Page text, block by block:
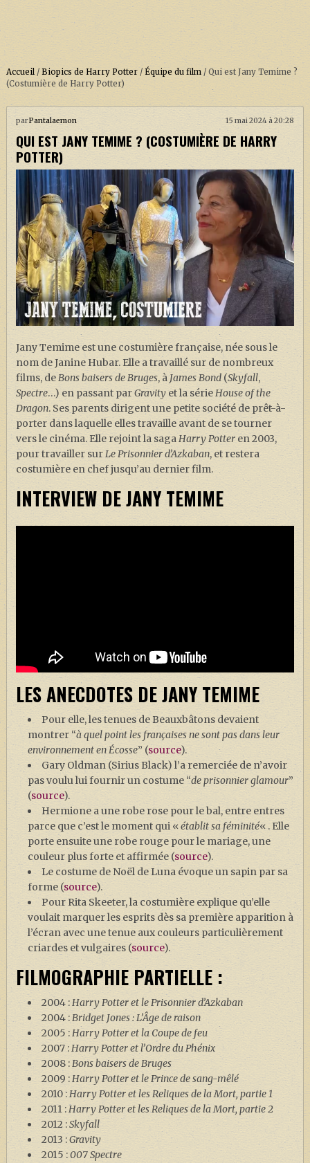
ACCUEIL
À PROPOS
SOUTENEZ-NOUS !
LA SÉRIE HARRY POTTER (REBOOT)
HARRY POTTER : LIVRES
BIOPICS DE HARRY POTTER
LES ANIMAUX FANTASTIQUES
J. K. ROWLING
ARTISANAT MOLDU
FANDOM
CULTURE
PODCASTS
LES GRANDS ARTICLES DE LA GAZETTE
DOSSIERS
JEUX
Accueil/ Biopics de Harry Potter/ Équipe du film/ Qui est Jany Temime ?
(Costumière de Harry Potter)
parPantalaemon 15 mai 2024 à 20:28
QUI EST JANY TEMIME ? (COSTUMIÈRE DE HARRY
POTTER)
Jany Temime est une costumière française, née sous le
nom de Janine Hubar. Elle a travaillé sur de nombreux
films, deBons baisers de Bruges, à James Bond(Skyfall,
Spectre…) en passant parGravity et la sérieHouse of the
Dragon. Ses parents dirigent une petite société de prêt-à-
porter dans laquelle elles travaille avant de se tourner
vers le cinéma. Elle rejoint la sagaHarry Potteren 2003,
pour travailler surLe Prisonnier d’Azkaban, et restera
costumière en chef jusqu’au dernier film.
INTERVIEW DE JANY TEMIME
LES ANECDOTES DE JANY TEMIME
Pour elle, les tenues de Beauxbâtons devaient
montrer “à quel point les françaises ne sont pas dans leur
environnement en Écosse” (source).
Gary Oldman (Sirius Black) l’a remerciée de n’avoir
pas voulu lui fournir un costume “de prisonnier glamour”
(source).
Hermione a une robe rose pour le bal, entre entres
parce que c’est le moment qui «établit sa féminité« . Elle
porte ensuite une robe rouge pour le mariage, une
couleur plus forte et affirmée (source).
Le costume de Noël de Luna évoque un sapin par sa
forme (source).
Pour Rita Skeeter, la costumière explique qu’elle
voulait marquer les esprits dès sa première apparition à
l’écran avec une tenue aux couleurs particulièrement
criardes et vulgaires (source).
FILMOGRAPHIE PARTIELLE :
2004 :Harry Potter et le Prisonnier d’Azkaban
2004 :Bridget Jones : L’Âge de raison
2005 :Harry Potter et la Coupe de feu
2007 :Harry Potter et l’Ordre du Phénix
2008 :Bons baisers de Bruges
2009 :Harry Potter et le Prince de sang-mêlé
2010 :Harry Potter et les Reliques de la Mort, partie 1
2011 :Harry Potter et les Reliques de la Mort, partie 2
2012 :Skyfall
2013 :Gravity
2015 :007 Spectre